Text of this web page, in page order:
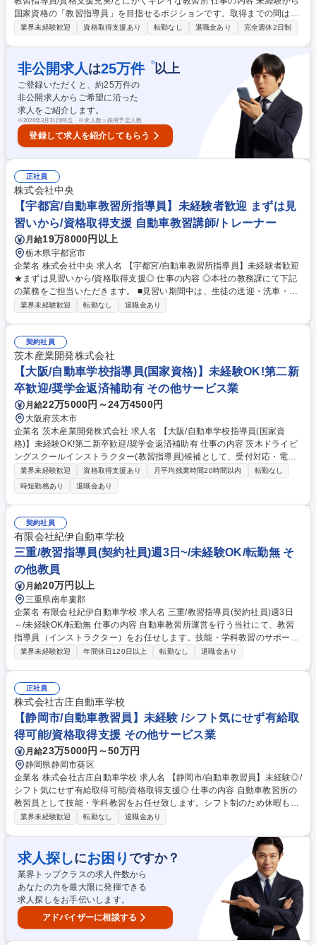
国家資格の「教習指導員」を目指せるポジションです。取得までの間は事
務作業や、レンタルバイク・レンタルキャンピングカーを利用されるイン
2週間の講習会（約1カ月の出張講習の場合もあり）に参加し指導員資格を
取得（費用は会社が全額負担）資格取得後は教習業務をお任せします。関
空近くの立地を活かしたインバウンド向けレンタルバイク・キャンピング
カー事業の顧客対応など、多角経営ならではの面白い業務にも携われま
す。紙の教習原簿の廃止やiPad・アプリ導入などDX化が進んでおり、煩
雑な書類業務や持ち帰り仕事はございません 募集職種 女性活躍！未経験O
K【大阪】教習指導員/資格支援充実/とにかくキレイな教習所
業界未経験歓迎 資格取得支援あり 転勤なし 退職金あり 完全週休2日制
非公開求人 は25万件 ※以上
ご登録いただくと、約25万件の
非公開求人からご希望に沿った
求人をご紹介します。
※2026年3月31日時点 ※求人数＝採用予定人数
登録して求人を紹介してもらう
正社員
株式会社中央
【宇都宮/自動車教習所指導員】未経験者歓迎 まずは見
習いから/資格取得支援 自動車教習講師/トレーナー
月給19万8000円以上
栃木県宇都宮市
企業名 株式会社中央 求人名 【宇都宮/自動車教習所指導員】未経験者歓迎
★まずは見習いから/資格取得支援◎ 仕事の内容 ◎本社の教務課にて下記
の業務をご担当いただきます。 ■見習い期間中は、生徒の送迎・洗車・清
掃・受付業務等をしながら資格取得の勉強をしていただきます。 ■最初に
任意です。 (変更の範囲：会社の定める業務) 募集職種 【宇都宮/自動車教
習所指導員】未経験者歓迎★まずは見習いから/資格取得支援◎
業界未経験歓迎 転勤なし 退職金あり
契約社員
茨木産業開発株式会社
【大阪/自動車学校指導員(国家資格)】未経験OK!第二新
卒歓迎/奨学金返済補助有 その他サービス業
月給22万5000円～24万4500円
大阪府茨木市
企業名 茨木産業開発株式会社 求人名 【大阪/自動車学校指導員(国家資
格)】未経験OK!第二新卒歓迎/奨学金返済補助有 仕事の内容 茨木ドライビ
ングスクールインストラクター(教習指導員)候補として、受付対応・電話
対応・講習補助をお任せします。資格取得後(半年目安)は教習生への指導
が始まります。資格取得にかかる費用は会社負担です！ 【実は国家資格！
教習指導員とは？】 ★収入を得ながら資格取得のサポートを受けられる
働きながら資格習得のサポートを受けられる職種はなかなかありません ★
キャリアアップ、給与UPの基準が明確 資格が問われない仕事やノルマが
ない仕事では、評価基準が不明慮になりがち…教習指導員はノルマなし！
資格取得数＝給与UPと明確です！ 募集職種 【大阪/自動車学校指導員(国
家資格)】未経験OK!第二新卒歓迎/奨学金返済補助有
業界未経験歓迎 資格取得支援あり 月平均残業時間20時間以内
転勤なし
時短勤務あり
退職金あり
契約社員
有限会社紀伊自動車学校
三重/教習指導員(契約社員)週3日~/未経験OK/転勤無 そ
の他教員
月給20万円以上
三重県南牟婁郡
企業名 有限会社紀伊自動車学校 求人名 三重/教習指導員(契約社員)週3日
～/未経験OK/転勤無 仕事の内容 自動車教習所運営を行う当社にて、教習
指導員（インストラクター）をお任せします。技能・学科教習のサポー
ト、合宿生への対応、事務管理など、経験やシフトに合わせた業務からス
ベント時のサポート ■事務作業：教習記録の記入、スケジュール確認 ■車
両管理：担当車両の清掃・日常点検 業務内容の変更の範囲：変更なし 募
集職種 三重/教習指導員(契約社員)週3日～/未経験OK/転勤無
業界未経験歓迎 年間休日120日以上 転勤なし 退職金あり
正社員
株式会社古庄自動車学校
【静岡市/自動車教習員】未経験 /シフト気にせず有給取
得可能/資格取得支援 その他サービス業
月給23万5000円～50万円
静岡県静岡市葵区
企業名 株式会社古庄自動車学校 求人名 【静岡市/自動車教習員】未経験◎/
シフト気にせず有給取得可能/資格取得支援◎ 仕事の内容 自動車教習所の
教習員として技能・学科教習をお任せ致します。シフト制のため休暇も取
りやすいです。学科は動画なので心配なし！指導員資格やMT資格等も取
習も時間ブロックで決められているため、中抜けもOK!有給は時間単位で
取得できます。直近ご入社の方は子育て世代もおり、お休みも取りやすい
雰囲気があります。 ■前職はバス運転手の方だけでなく、販売スタッフ、
工場勤務等幅広く、また、正社員経験のない人でも活躍しています！ 募集
職種 【静岡市/自動車教習員】未経験◎/シフト気にせず有給取得可能/資格
取得支援◎
業界未経験歓迎 転勤なし 退職金あり
求人探しにお困り ですか？
業界トップクラスの求人件数から
あなたの力を最大限に発揮できる
求人探しをお手伝いします。
アドバイザーに相談する